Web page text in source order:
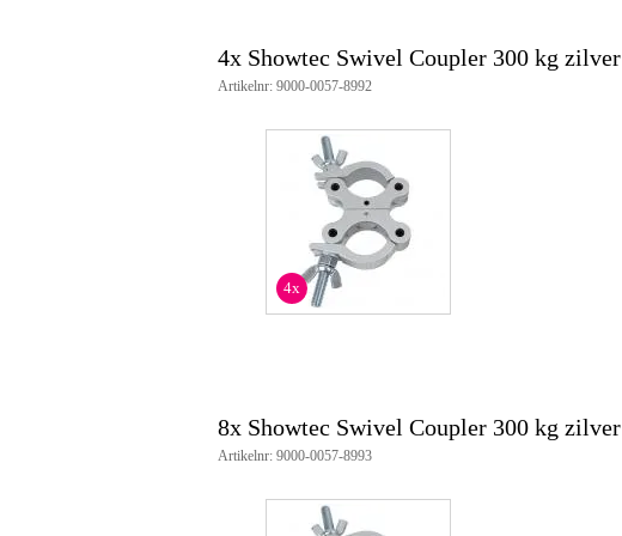
4x Showtec Swivel Coupler 300 kg zilver
Artikelnr: 9000-0057-8992
4x
8x Showtec Swivel Coupler 300 kg zilver
Artikelnr: 9000-0057-8993